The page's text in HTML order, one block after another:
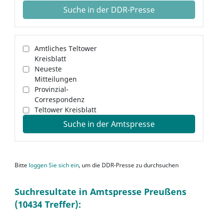
Suche in der DDR-Presse
Amtliches Teltower
Kreisblatt
Neueste
Mitteilungen
Provinzial-
Correspondenz
Teltower Kreisblatt
Suche in der Amtspresse
Bitte loggen Sie sich ein, um die DDR-Presse zu durchsuchen
Suchresultate in Amtspresse Preußens
(10434 Treffer):